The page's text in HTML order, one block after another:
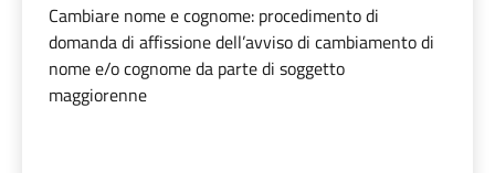
Cambiare nome e cognome: procedimento di
domanda di affissione dell’avviso di cambiamento di
nome e/o cognome da parte di soggetto
maggiorenne